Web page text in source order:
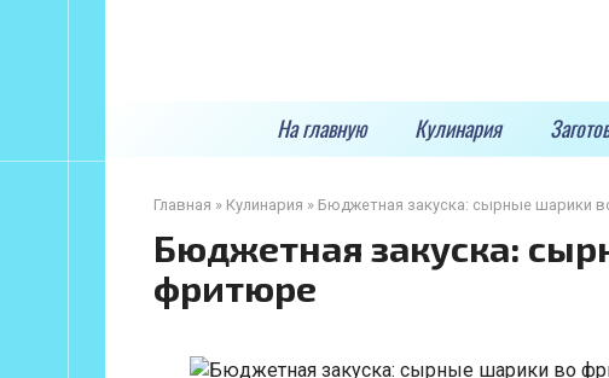
На главную Кулинария
Главная » Кулинария » Бюджетная закуска: сырные шарики
Бюджетная закуска:
фритюре